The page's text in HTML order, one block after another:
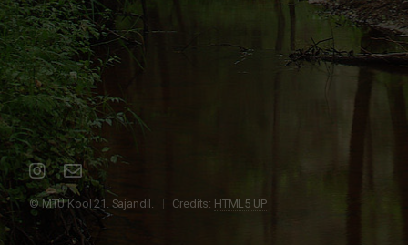
© MTÜ Kool 21. Sajandil. Credits: HTML5 UP